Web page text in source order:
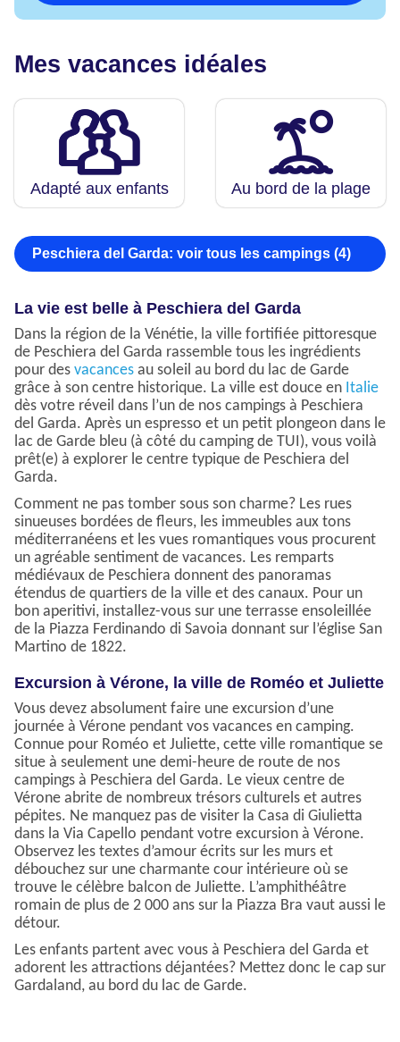
Mes vacances idéales
Adapté aux enfants Au bord de la plage
Peschiera del Garda: voir tous les campings (4)
La vie est belle à Peschiera del Garda
Dans la région de la Vénétie, la ville fortifiée pittoresque
de Peschiera del Garda rassemble tous les ingrédients
pour des vacances au soleil au bord du lac de Garde
grâce à son centre historique. La ville est douce en Italie
dès votre réveil dans l’un de nos campings à Peschiera
del Garda. Après un espresso et un petit plongeon dans le
lac de Garde bleu (à côté du camping de TUI), vous voilà
prêt(e) à explorer le centre typique de Peschiera del
Garda.
Comment ne pas tomber sous son charme? Les rues
sinueuses bordées de fleurs, les immeubles aux tons
méditerranéens et les vues romantiques vous procurent
un agréable sentiment de vacances. Les remparts
médiévaux de Peschiera donnent des panoramas
étendus de quartiers de la ville et des canaux. Pour un
bon aperitivi, installez-vous sur une terrasse ensoleillée
de la Piazza Ferdinando di Savoia donnant sur l’église San
Martino de 1822.
Excursion à Vérone, la ville de Roméo et Juliette
Vous devez absolument faire une excursion d’une
journée à Vérone pendant vos vacances en camping.
Connue pour Roméo et Juliette, cette ville romantique se
situe à seulement une demi-heure de route de nos
campings à Peschiera del Garda. Le vieux centre de
Vérone abrite de nombreux trésors culturels et autres
pépites. Ne manquez pas de visiter la Casa di Giulietta
dans la Via Capello pendant votre excursion à Vérone.
Observez les textes d’amour écrits sur les murs et
débouchez sur une charmante cour intérieure où se
trouve le célèbre balcon de Juliette. L’amphithéâtre
romain de plus de 2 000 ans sur la Piazza Bra vaut aussi le
détour.
Les enfants partent avec vous à Peschiera del Garda et
adorent les attractions déjantées? Mettez donc le cap sur
Gardaland, au bord du lac de Garde.